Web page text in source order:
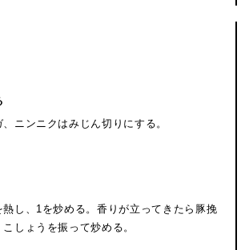
ニンニクはみじん切りにする。
熱し、1を炒める。香りが立ってきたら豚挽
しょうを振って炒める。